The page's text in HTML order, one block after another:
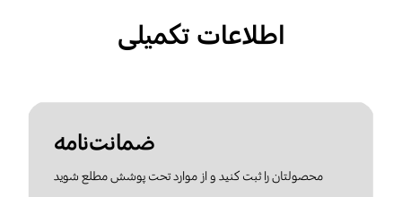
اطلاعات تکمیلی
ضمانت‌نامه
محصولتان را ثبت کنید و از موارد تحت پوشش مطلع شوید